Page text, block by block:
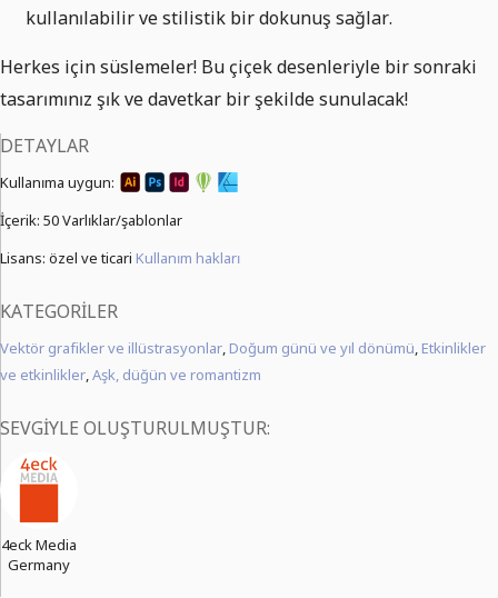
kullanılabilir ve stilistik bir dokunuş sağlar.
Herkes için süslemeler! Bu çiçek desenleriyle bir sonraki
tasarımınız şık ve davetkar bir şekilde sunulacak!
DETAYLAR
Kullanıma uygun:
İçerik: 50 Varlıklar/şablonlar
Lisans: özel ve ticari Kullanım hakları
KATEGORILER
Vektör grafikler ve illüstrasyonlar, Doğum günü ve yıl dönümü, Etkinlikler
ve etkinlikler,Aşk, düğün ve romantizm
SEVGIYLE OLUŞTURULMUŞTUR:
4eck Media
Germany